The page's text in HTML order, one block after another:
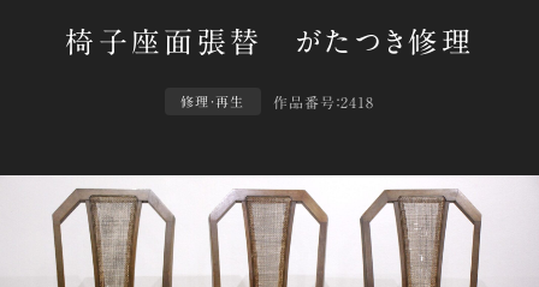
修理・再生 作品番号：2418